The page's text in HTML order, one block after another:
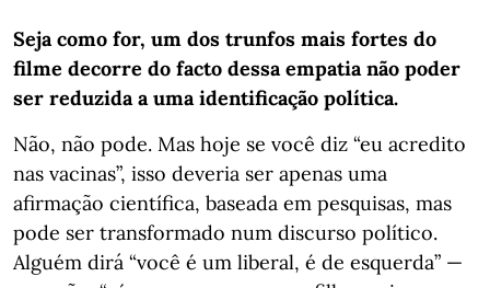
Seja como for, um dos trunfos mais fortes do
filme decorre do facto dessa empatia não poder
ser reduzida a uma identificação política.
Não, não pode. Mas hoje se você diz “eu acredito
nas vacinas”, isso deveria ser apenas uma
afirmação científica, baseada em pesquisas, mas
pode ser transformado num discurso político.
Alguém dirá “você é um liberal, é de esquerda” —